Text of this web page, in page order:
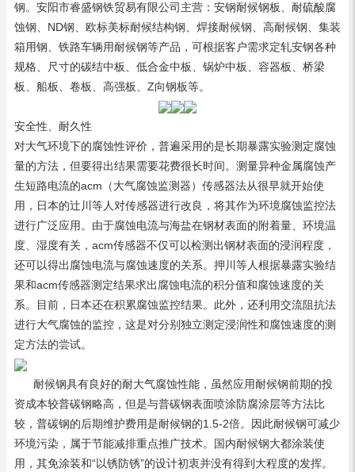
钢。安阳市睿盛钢铁贸易有限公司主营：安钢耐候钢板、耐硫酸腐
蚀钢、ND钢、欧标美标耐候结构钢、焊接耐候钢、高耐候钢、集装
箱用钢、铁路车辆用耐候钢等产品，可根据客户需求定轧安钢各种
规格、尺寸的碳结中板、低合金中板、锅炉中板、容器板、桥梁
板、船板、卷板、高强板、Z向钢板等。
安全性、耐久性
对大气环境下的腐蚀性评价，普遍采用的是长期暴露实验测定腐蚀
量的方法，但要得出结果需要花费很长时间。测量异种金属腐蚀产
生短路电流的acm（大气腐蚀监测器）传感器法从很早就开始使
用，日本的辻川等人对传感器进行改良，将其作为环境腐蚀监控法
进行广泛应用。由于腐蚀电流与海盐在钢材表面的附着量、环境温
度、湿度有关，acm传感器不仅可以检测出钢材表面的浸润程度，
还可以得出腐蚀电流与腐蚀速度的关系。押川等人根据暴露实验结
果和acm传感器测定结果求出腐蚀电流的积分值和腐蚀速度的关
系。目前，日本还在积累腐蚀监控结果。此外，还利用交流阻抗法
进行大气腐蚀的监控，这是对分别独立测定浸润性和腐蚀速度的测
定方法的尝试。
耐候钢具有良好的耐大气腐蚀性能，虽然应用耐候钢前期的投
资成本较普碳钢略高，但是与普碳钢表面喷涂防腐涂层等方法比
较，普碳钢的后期维护费用是耐候钢的1.5-2倍。因此耐候钢可减少
环境污染，属于节能减排重点推广技术。国内耐候钢大都涂装使
用，其免涂装和“以锈防锈”的设计初衷并没有得到大程度的发挥。